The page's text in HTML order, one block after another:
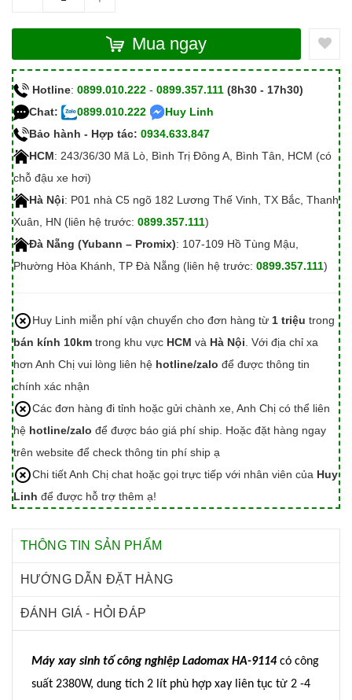
Mua ngay
Hotline: 0899.010.222 - 0899.357.111 (8h30 - 17h30)
Chat:
0899.010.222
Huy Linh
Bảo hành - Hợp tác: 0934.633.847
HCM: 243/36/30 Mã Lò, Bình Trị Đông A, Bình Tân, HCM (có
chỗ đậu xe hơi)
Hà Nội: P01 nhà C5 ngõ 182 Lương Thế Vinh, TX Bắc, Thanh
Xuân, HN (liên hệ trước: 0899.357.111)
Đà Nẵng (Yubann – Promix): 107-109 Hồ Tùng Mậu,
Phường Hòa Khánh, TP Đà Nẵng (liên hệ trước: 0899.357.111)
Huy Linh miễn phí vận chuyển cho đơn hàng từ 1 triệu trong
bán kính 10km trong khu vực HCM và Hà Nội . Với địa chỉ xa
hơn Anh Chị vui lòng liên hệ hotline/zalo để được thông tin
chính xác nhận
Các đơn hàng đi tỉnh hoặc gửi chành xe, Anh Chị có thể liên
hệ hotline/zalo để được báo giá phí ship. Hoặc đặt hàng ngay
trên website để check thông tin phí ship ạ
Chi tiết Anh Chị chat hoặc gọi trực tiếp với nhân viên của Huy
Linh để được hỗ trợ thêm ạ!
THÔNG TIN SẢN PHẨM
HƯỚNG DẪN ĐẶT HÀNG
ĐÁNH GIÁ - HỎI ĐÁP
Máy xay sinh tố công nghiệp Ladomax HA-9114 có công
suất 2380W, dung tích 2 lít phù hợp xay liên tục từ 2 -4